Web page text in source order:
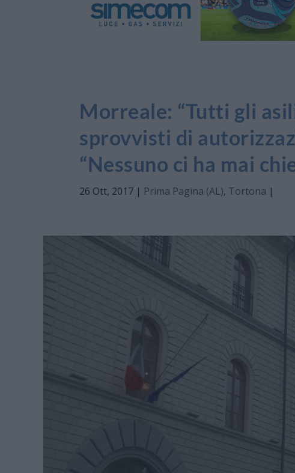
Morreale: “Tutti gli
sprovvisti di
“Nessuno ci ha mai
26 Ott, 2017 | Prima Pagina (AL), Tortona |